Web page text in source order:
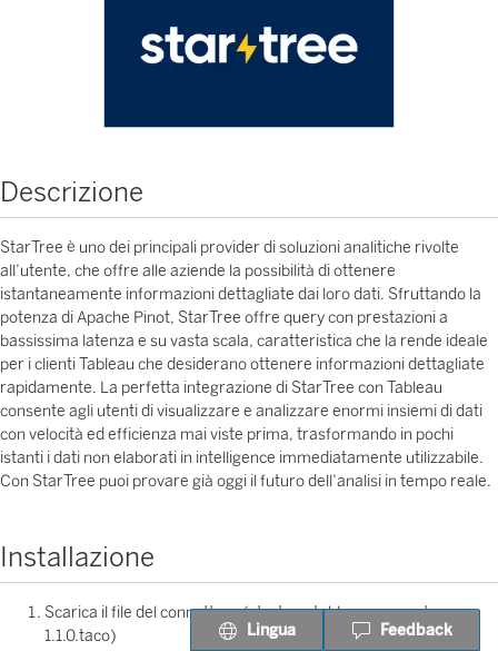
Descrizione
StarTree è uno dei principali provider di soluzioni analitiche rivolte
all’utente, che offre alle aziende la possibilità di ottenere
istantaneamente informazioni dettagliate dai loro dati. Sfruttando la
potenza di Apache Pinot, StarTree offre query con prestazioni a
bassissima latenza e su vasta scala, caratteristica che la rende ideale
per i clienti Tableau che desiderano ottenere informazioni dettagliate
rapidamente. La perfetta integrazione di StarTree con Tableau
consente agli utenti di visualizzare e analizzare enormi insiemi di dati
con velocità ed efficienza mai viste prima, trasformando in pochi
istanti i dati non elaborati in intelligence immediatamente utilizzabile.
Con StarTree puoi provare già oggi il futuro dell’analisi in tempo reale.
Installazione
Scarica il file del connettore (startree-tableau-connector-
1.1.0.taco)
Lingua Feedback